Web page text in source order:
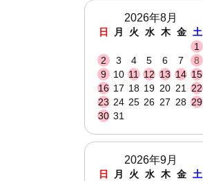
2026年8月
日 月 火 水 木 金
土
1
2
3 4 5 6 7
8
9
10 11 12 13 14 15
16 17 18 19 20 21 22
23 24 25 26 27 28 29
30 31
2026年9月
日 月 火 水 木 金
土